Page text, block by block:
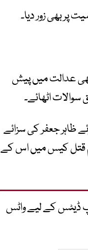
پر بھی زور دیا۔
عدالت میں پیش
اٹھائے۔
ظاہر جعفر کی سزائے
قتل کیس میں اس کے
ڈیٹس کے لیے واٹس